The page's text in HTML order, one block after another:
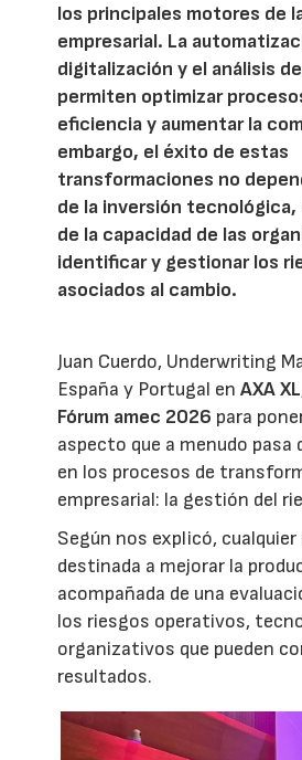
los principales motores de
empresarial. La
digitalización y el análisis
permiten optimizar
eficiencia y aumentar la
embargo, el éxito de estas
transformaciones no
de la inversión tecnológica,
de la capacidad de las
identificar y gestionar los
asociados al cambio.
Juan Cuerdo, Underwriting
España y Portugal enAXA XL
Fórum amec 2026 para
aspecto que a menudo pasa
en los procesos de
empresarial: la gestión del
Según nos explicó,
destinada a mejorar la
acompañada de una
los riesgos operativos,
organizativos que pueden
resultados.